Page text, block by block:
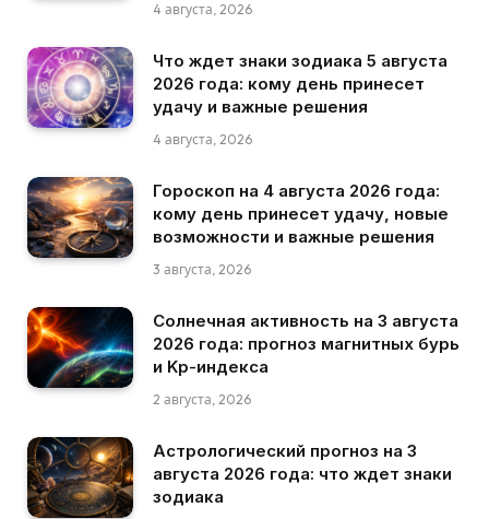
4 августа, 2026
Что ждет знаки зодиака 5 августа
2026 года: кому день принесет
удачу и важные решения
4 августа, 2026
Гороскоп на 4 августа 2026 года:
кому день принесет удачу, новые
возможности и важные решения
3 августа, 2026
Солнечная активность на 3 августа
2026 года: прогноз магнитных бурь
и Kp-индекса
2 августа, 2026
Астрологический прогноз на 3
августа 2026 года: что ждет знаки
зодиака